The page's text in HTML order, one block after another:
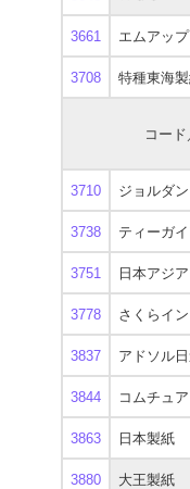
3661 エムアップ
3708 特種東海
コー
3710 ジョルダン
3738 ティーガ
3751 日本アジ
3778 さくらイ
3837 アドソル
3844 コムチュア
3863 日本製紙
3880 大王製紙